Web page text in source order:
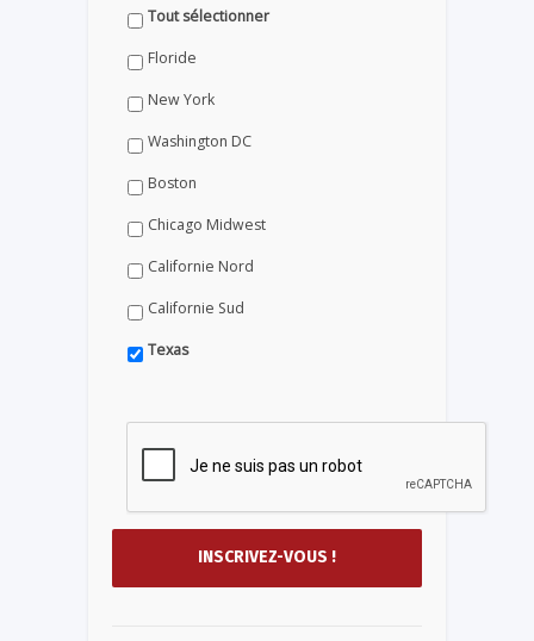
Tout sélectionner
Floride
New York
Washington DC
Boston
Chicago Midwest
Californie Nord
Californie Sud
Texas